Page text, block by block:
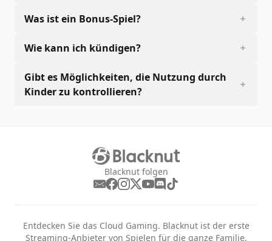
Was ist ein Bonus-Spiel?
Wie kann ich kündigen?
Gibt es Möglichkeiten, die Nutzung durch
Kinder zu kontrollieren?
Blacknut folgen
Entdecken Sie das Cloud Gaming. Blacknut ist der erste
Streaming-Anbieter von Spielen für die ganze Familie.